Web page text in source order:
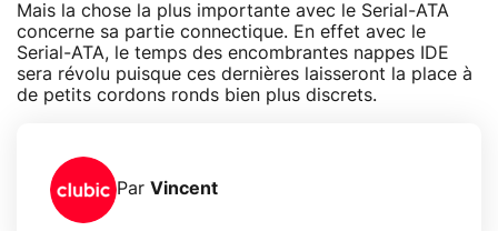
Mais la chose la plus importante avec le Serial-ATA
concerne sa partie connectique. En effet avec le
Serial-ATA, le temps des encombrantes nappes IDE
sera révolu puisque ces dernières laisseront la place à
de petits cordons ronds bien plus discrets.
Par Vincent